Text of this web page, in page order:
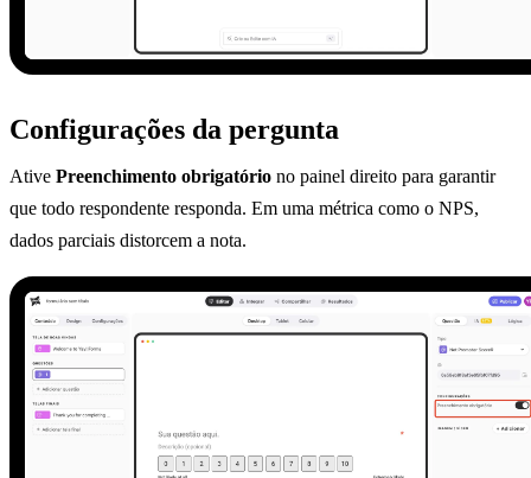
Configurações da pergunta
Ative Preenchimento obrigatório no painel direito para garantir
que todo respondente responda. Em uma métrica como o NPS,
dados parciais distorcem a nota.